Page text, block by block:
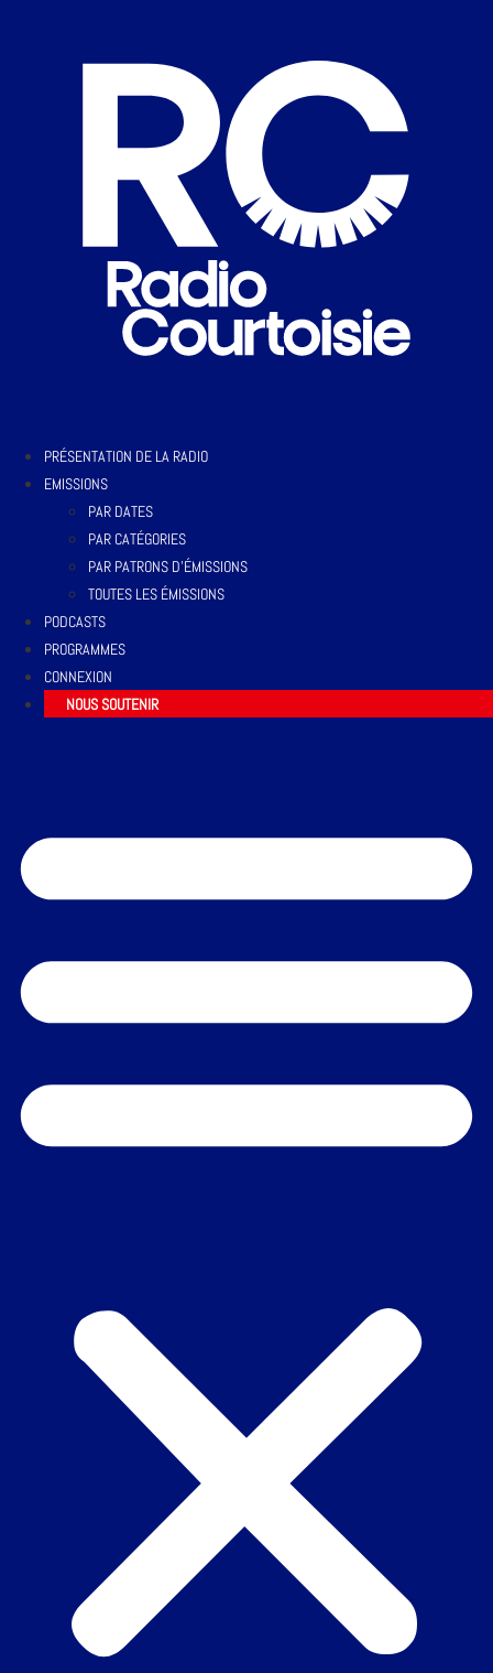
PRÉSENTATION DE LA RADIO
EMISSIONS
PAR DATES
PAR CATÉGORIES
PAR PATRONS D’ÉMISSIONS
TOUTES LES ÉMISSIONS
PODCASTS
PROGRAMMES
CONNEXION
NOUS SOUTENIR